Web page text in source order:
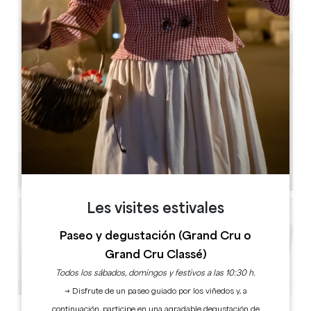
Les visites estivales
Paseo y degustación (Grand Cru o
Grand Cru Classé)
Todos los sábados, domingos y festivos a las 10:30 h.
→ Disfrute de un paseo guiado por los viñedos y, a